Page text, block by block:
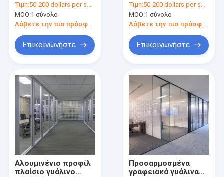
Εμπορικά Με
Προσαρμοσμένο
Σχεδιασμό
Τιμή:50-200 dollars per square meter
MOQ:1 σύνολο
Λάβετε την πιο πρόσφατη τιμή
Επικοινωνήστε
πλαίσιο Ηχομόνωτα
διαχωριστικά
γραφείου
Τιμή:50-200 dollars per square meter
MOQ:1 σύνολο
Επικοινωνήστε
Αλουμινένιο προφίλ
πλαίσιο γυάλινο
Προσαρμοσμένα
γραφειακά γυάλινα